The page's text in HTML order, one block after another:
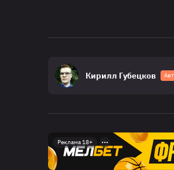
Кирилл Губецков
Реклама 18+